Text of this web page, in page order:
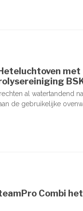
met
al watertandend
de gebruikelijke
Combi